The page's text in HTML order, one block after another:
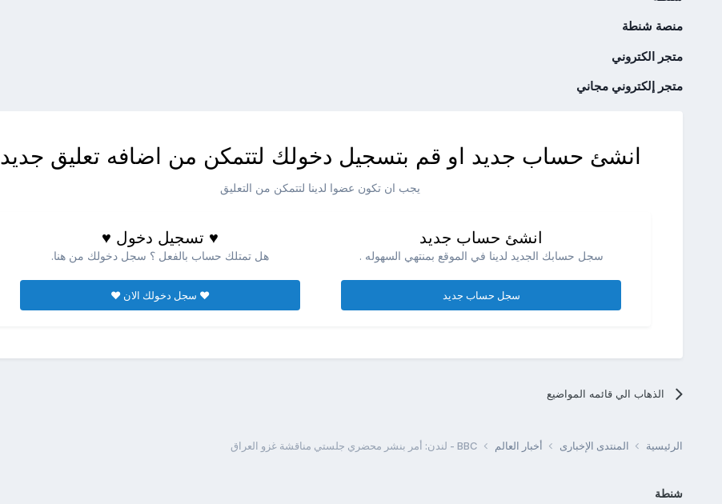
منصة شنطة
متجر الكتروني
متجر إلكتروني مجاني
انشئ حساب جديد او قم بتسجيل دخولك لتتمكن من اضافه تعليق جديد
يجب ان تكون عضوا لدينا لتتمكن من التعليق
انشئ حساب جديد
سجل حسابك الجديد لدينا في الموقع بمنتهي السهوله .
سجل حساب جديد
♥ تسجيل دخول ♥
هل تمتلك حساب بالفعل ؟ سجل دخولك من هنا.
♥ سجل دخولك الان ♥
الذهاب الي قائمه المواضيع
الرئيسية المنتدى الإخبارى أخبار العالم BBC - لندن: أمر بنشر محضري جلستي مناقشة غزو العراق
شنطة